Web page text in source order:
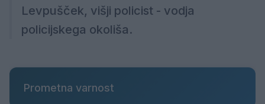
Levpušček, višji policist - vodja
policijskega okoliša.
Prometna varnost